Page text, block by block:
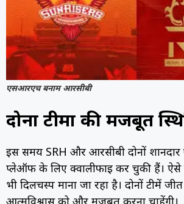
एसआरएच बनाम आरसीबी
दोनों टीमों की मजबूत
इस समय SRH और आरसीबी दोनों
प्लेऑफ के लिए क्वालीफाई कर चुकी हैं।
भी दिलचस्प माना जा रहा है। दोनों टीमें